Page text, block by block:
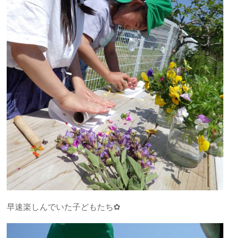
早速楽しんでいた子どもたち✿